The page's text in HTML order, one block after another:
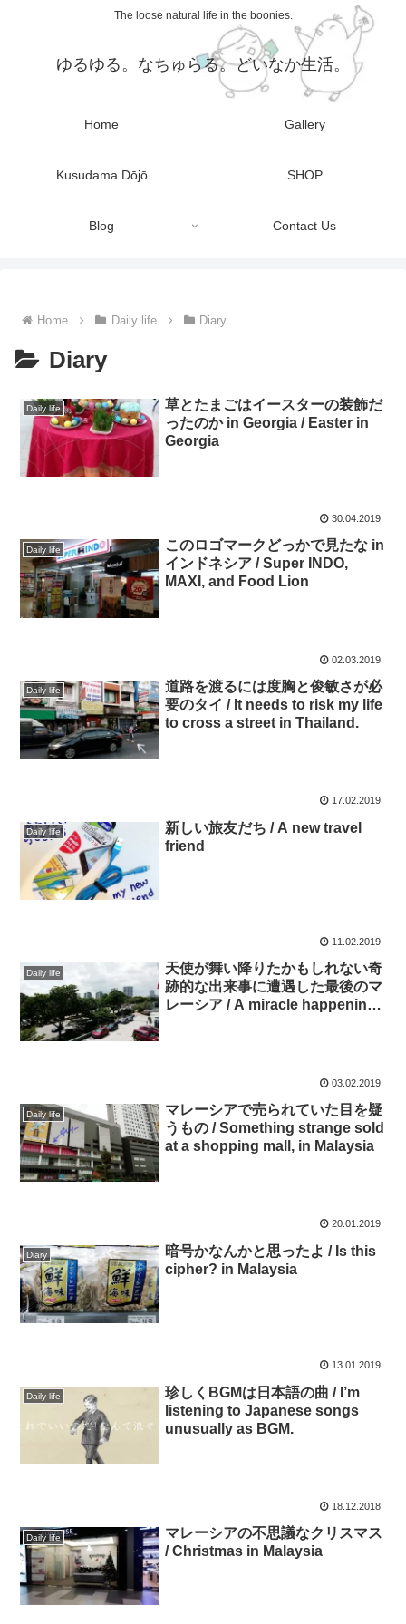
The loose natural life in the boonies.
ゆるゆる。なちゅらる。どいなか生活。
Home Gallery
Kusudama Dōjō SHOP
Blog Contact Us
Home Daily life Diary
Diary
Daily life
草とたまごはイースターの装飾だ
ったのか in Georgia / Easter in
Georgia
30.04.2019
Daily life
このロゴマークどっかで見たな in
インドネシア / Super INDO,
MAXI, and Food Lion
02.03.2019
Daily life
道路を渡るには度胸と俊敏さが必
要のタイ / It needs to risk my life
to cross a street in Thailand.
17.02.2019
Daily life
新しい旅友だち / A new travel
friend
11.02.2019
Daily life
天使が舞い降りたかもしれない奇
跡的な出来事に遭遇した最後のマ
レーシア / A miracle happening
03.02.2019
Daily life
マレーシアで売られていた目を疑
うもの / Something strange sold
at a shopping mall, in Malaysia
20.01.2019
Diary
暗号かなんかと思ったよ / Is this
cipher? in Malaysia
13.01.2019
Daily life
珍しくBGMは日本語の曲 / I’m
listening to Japanese songs
unusually as BGM.
18.12.2018
Daily life
マレーシアの不思議なクリスマス
/ Christmas in Malaysia